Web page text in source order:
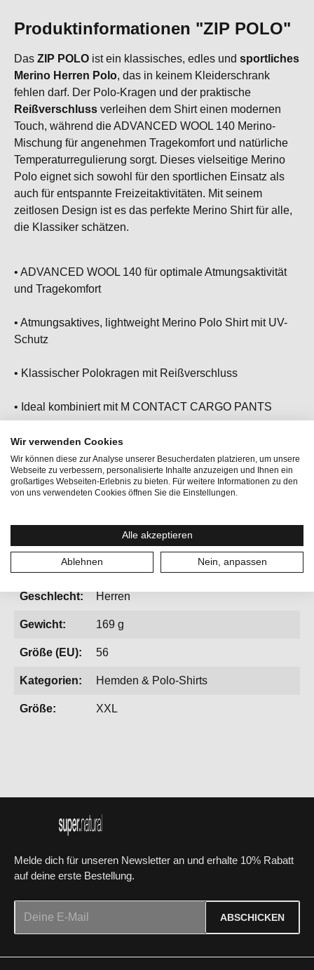
Produktinformationen "ZIP POLO"
Das ZIP POLO ist ein klassisches, edles und sportliches
Merino Herren Polo, das in keinem Kleiderschrank
fehlen darf. Der Polo-Kragen und der praktische
Reißverschluss verleihen dem Shirt einen modernen
Touch, während die ADVANCED WOOL 140 Merino-
Mischung für angenehmen Tragekomfort und natürliche
Temperaturregulierung sorgt. Dieses vielseitige Merino
Polo eignet sich sowohl für den sportlichen Einsatz als
auch für entspannte Freizeitaktivitäten. Mit seinem
zeitlosen Design ist es das perfekte Merino Shirt für alle,
die Klassiker schätzen.
• ADVANCED WOOL 140 für optimale Atmungsaktivität
und Tragekomfort
• Atmungsaktives, lightweight Merino Polo Shirt mit UV-
Schutz
• Klassischer Polokragen mit Reißverschluss
• Ideal kombiniert mit M CONTACT CARGO PANTS
• Dein perfekter Begleiter für aktive Sportarten wie Golf,
Tennis oder Paddle
Aktivitäten: Bergsport, Fitness & Running, Lifestyle
Geschlecht: Herren
Gewicht: 169 g
Größe (EU): 56
Kategorien: Hemden & Polo-Shirts
Größe: XXL
Melde dich für unseren Newsletter an und erhalte 10% Rabatt
auf deine erste Bestellung.
ABSCHICKEN
Die mit einem Stern (*) markierten Felder sind Pflichtfelder.
Wir verwenden Cookies
Wir können diese zur Analyse unserer Besucherdaten platzieren, um unsere
Webseite zu verbessern, personalisierte Inhalte anzuzeigen und Ihnen ein
großartiges Webseiten-Erlebnis zu bieten. Für weitere Informationen zu den
von uns verwendeten Cookies öffnen Sie die Einstellungen.
Alle akzeptieren
Ablehnen Nein, anpassen